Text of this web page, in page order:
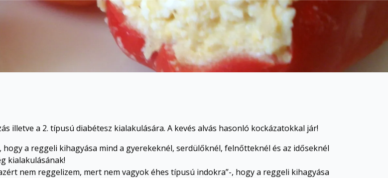
illetve a 2. típusú diabétesz kialakulására. A kevés alvás hasonló kockázatokkal jár!
a reggeli kihagyása mind a gyerekeknél, serdülőknél, felnőtteknél és az időseknél
kialakulásának!
nem reggelizem, mert nem vagyok éhes típusú indokra”-, hogy a reggeli kihagyása